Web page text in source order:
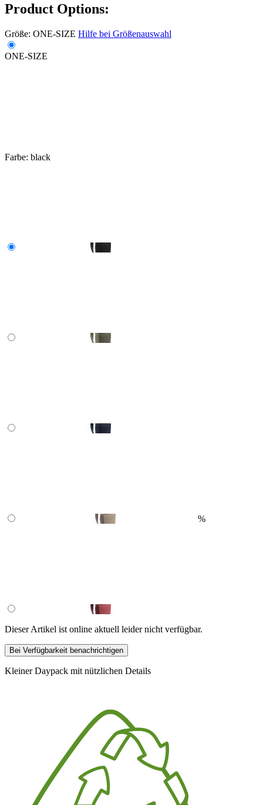
Product Options:
Größe: ONE-SIZE Hilfe bei Größenauswahl
ONE-SIZE
Farbe: black
%
Dieser Artikel ist online aktuell leider nicht verfügbar.
Bei Verfügbarkeit benachrichtigen
Kleiner Daypack mit nützlichen Details